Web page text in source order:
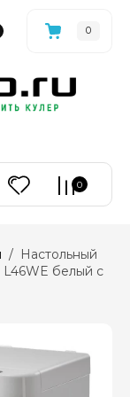
0
0
/  Настольный
L46WE белый с